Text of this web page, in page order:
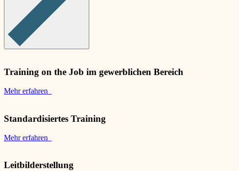
Training on the Job im gewerblichen Bereich
Mehr erfahren
Standardisiertes Training
Mehr erfahren
Leitbilderstellung